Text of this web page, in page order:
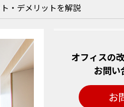
・デメリットを解説
オフィスの
お問い
お